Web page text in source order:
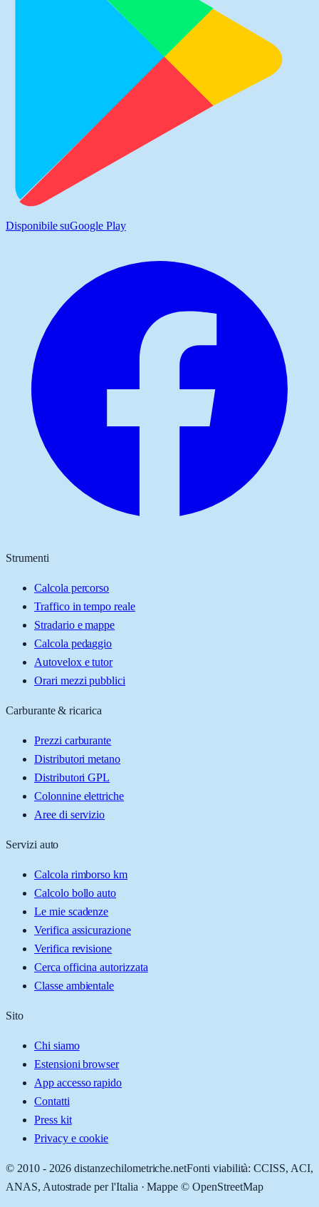
Disponibile suGoogle Play
Strumenti
Calcola percorso
Traffico in tempo reale
Stradario e mappe
Calcola pedaggio
Autovelox e tutor
Orari mezzi pubblici
Carburante & ricarica
Prezzi carburante
Distributori metano
Distributori GPL
Colonnine elettriche
Aree di servizio
Servizi auto
Calcola rimborso km
Calcolo bollo auto
Le mie scadenze
Verifica assicurazione
Verifica revisione
Cerca officina autorizzata
Classe ambientale
Sito
Chi siamo
Estensioni browser
App accesso rapido
Contatti
Press kit
Privacy e cookie
© 2010 - 2026 distanzechilometriche.netFonti viabilità: CCISS, ACI,
ANAS, Autostrade per l'Italia · Mappe © OpenStreetMap